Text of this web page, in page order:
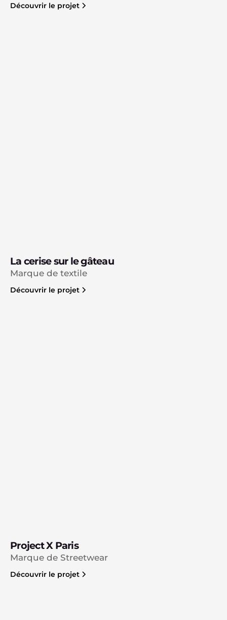
Découvrir le projet
La cerise sur le gâteau
Marque de textile
Découvrir le projet
Project X Paris
Marque de Streetwear
Découvrir le projet